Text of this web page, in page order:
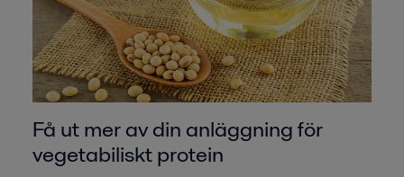
Få ut mer av din anläggning för
vegetabiliskt protein